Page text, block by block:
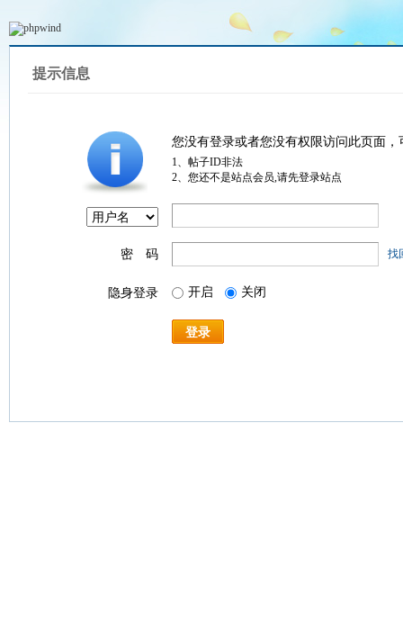
提示信息
您没有登录或者您没有权限访问此页面
1、帖子ID非法
2、您还不是站点会员,请先登录站点
密 码 找
隐身登录 开启 关闭
登录